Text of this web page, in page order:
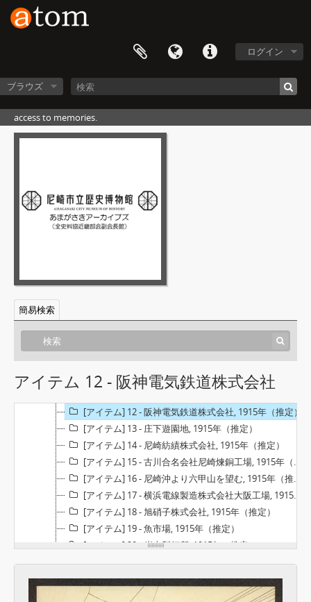
ログイン
ブラウズ
access to memories.
簡易検索
アイテム 12 - 阪神電気鉄道株式会社
006 - 写真類
[フォンド] B725 - 御大典紀念献上 尼崎市写真帖, 1915年（推定）
[アイテム] 1 - 尼崎町ノ一部 其ノ一, 1915年（推定）
[アイテム] 4 - 神戸区裁判所尼崎出張所, 1915年（推定）
[アイテム] 7 - 尼崎実科高等女学校, 1915年（推定）
[アイテム] 8 - 尼崎尋常高等小学校, 1915年（推定）
[アイテム] 9 - 尼崎第一尋常小学校, 1915年（推定）
[アイテム] 10 - 尼崎第三尋常小学校, 1915年（推定）
[アイテム] 12 - 阪神電気鉄道株式会社, 1915年（推定）
[アイテム] 13 - 庄下遊園地, 1915年（推定）
[アイテム] 14 - 尼崎紡績株式会社, 1915年（推定）
[アイテム] 15 - 古川合名会社尼崎煉銅工場, 1915年（推定）
[アイテム] 16 - 尼崎沖より六甲山を望む, 1915年（推定）
[アイテム] 17 - 横浜電線製造株式会社大阪工場, 1915年（推定）
[アイテム] 18 - 旭硝子株式会社, 1915年（推定）
[アイテム] 19 - 魚市場, 1915年（推定）
[アイテム] 20 - 岸本製釘所, 1915年（推定）
[アイテム] 21 - 東亜セメント株式会社, 1915年（推定）
[アイテム] 22 - 初島, 1915年（推定）
[アイテム] 23 - 株式会社大阪鉄工所尼崎工場, 1915年（推定）